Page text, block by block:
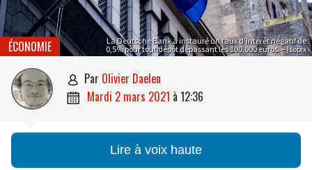
La Deutsche Bank a instauré un taux d’intérêt négatif de
0,5% pour tout dépôt dépassant les 100.000 euros. – Isopix
ÉCONOMIE
 par Olivier Daelen
 mardi 2 mars 2021 à 12:36
Lire à voix haute